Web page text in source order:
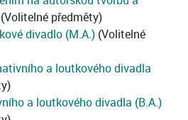
(Volitelné předměty)
divadlo (M.A.) (Volitelné
a loutkového divadla
a loutkového divadla (B.A.)